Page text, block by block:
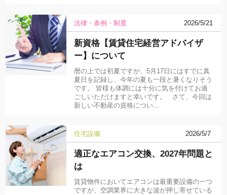
法律・条例・制度 2026/5/21
新資格【賃貸住宅経営アドバイザ
ー】について
暦の上では初夏ですが、5月17日にはすでに真
夏日を記録し、今年の夏も一段と暑くなりそう
です。 皆様も体調には十分に気を付けてお過
ごしいただけますと幸いです。 さて、今回は
新しい不動産の資格につい…
住宅設備 2026/5/7
適正なエアコン交換、2027年問題と
は
賃貸物件においてエアコンは最重要設備の一つ
ですが、空調業界に大きな波が押し寄せている